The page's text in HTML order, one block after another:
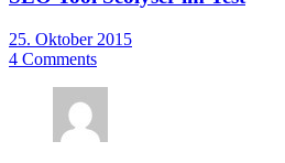
25. Oktober 2015
4 Comments